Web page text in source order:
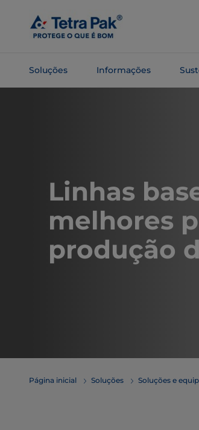
para o
conteúdo
Soluções Informações
Linhas
melhores
produção
Página inicial Soluções Soluções e